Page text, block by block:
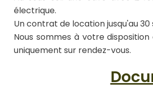
électrique.
Un contrat de location jusqu'au
Nous sommes à votre
uniquement sur rendez-vous.